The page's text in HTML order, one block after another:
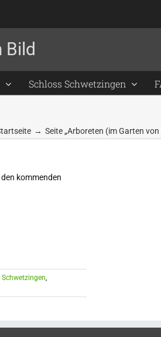
Schloss Schwetzingen
Seite „Arboreten (im Garten
kommenden
,